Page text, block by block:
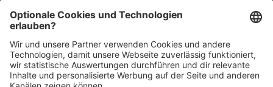
Bin ich für die Stelle geeignet?